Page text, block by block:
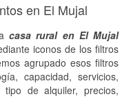
en El Mujal
casa rural en El Mujal
iconos de los filtros
agrupado esos filtros
capacidad, servicios,
tipo de alquiler, precios,